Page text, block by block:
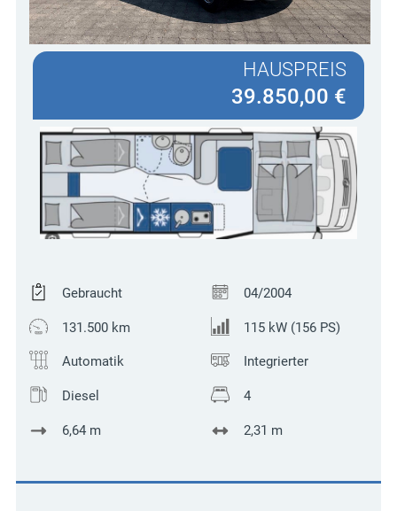
HAUSPREIS
39.850,00 €
Gebraucht 04/2004
131.500 km 115 kW (156 PS)
Automatik Integrierter
Diesel 4
6,64 m 2,31 m